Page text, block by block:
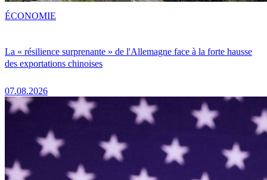
La « résilience surprenante » de l'Allemagne face à la forte hausse
des exportations chinoises
07.08.2026
ÉCONOMIE